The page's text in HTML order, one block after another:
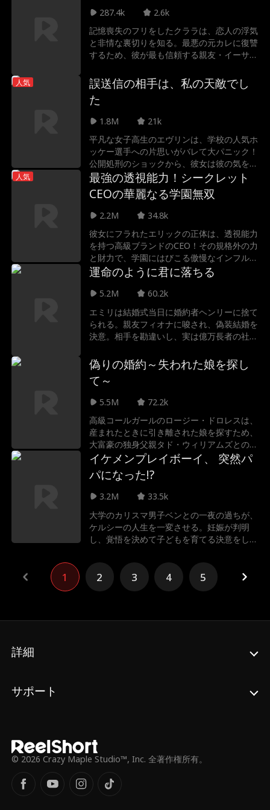
287.4k
2.6k
記憶喪失のフリをしたクララは、恋人の浮気
と非情な裏切りを知る。最悪の元カレに復讐
するため、彼が最も信頼する親友・イーサン
せるはずが、イーサンの甘いキスに心は揺れ
動き……
人気
誤送信の相手は、私の天敵でし
た
1.8M
21k
平凡な女子高生のエヴリンは、学校の人気ホ
ッケー選手への片思いがバレて大パニック！
公開処刑のショックから、彼女は彼の気を引
こうと、匿名で自分の“きわどい写真”を送る
という大胆な行動に出る。しかし、運命のイ
タズラか。その写真が届いたのは、意中の彼
ではなく、よりにもよっていつもエヴリンを
トンだった！最悪の誤送信から始まる、絶対
にありえない二人の関係。彼女の秘密を握っ
たいじわるなコルトンが取った、予想外の行
動とは――
人気
最強の透視能力！シークレット
CEOの華麗なる学園無双
2.2M
34.8k
彼女にフラれたエリックの正体は、透視能力
を持つ高級ブランドのCEO！その規格外の力
と財力で、学園にはびこる傲慢なインフルエ
ンサーたちを次々と成敗していく。最強の力
で学園のヒロインの心まで射止める、痛快な
下克上ストーリーが今、幕を開ける！
運命のように君に落ちる
5.2M
60.2k
エミリは結婚式当日に婚約者ヘンリーに捨て
られる。親友フィオナに唆され、偽装結婚を
決意。相手を勘違いし、実は億万長者の社長
身分を隠し、エミリは彼が借金まみれと誤
解。デザインコンペの日、フィオナとヘンリ
ーはエミリを陥れようとするが…。二人の偽
りの結婚生活、その行方は？
偽りの婚約～失われた娘を探し
て～
5.5M
72.2k
高級コールガールのロージー・ドロレスは、
産まれたときに引き離された娘を探すため、
大富豪の独身父親タド・ウィリアムズとの偽
の婚約に同意する。実はタドの娘リリーこそ
が7年間必死に探し続けていた実の娘だっ
た。
イケメンプレイボーイ、 突然パ
パになった!?
3.2M
33.5k
大学のカリスマ男子ベンとの一夜の過ちが、
ケルシーの人生を一変させる。妊娠が判明
し、覚悟を決めて子どもを育てる決意をした
ィ男子。彼は本気で向き合ってくれるのか？
運命の子を巡る二人の未来は、予想を超える
展開へ…。
1 2 3 4 5
詳細
サポート
© 2026 Crazy Maple Studio™, Inc. 全著作権所有。